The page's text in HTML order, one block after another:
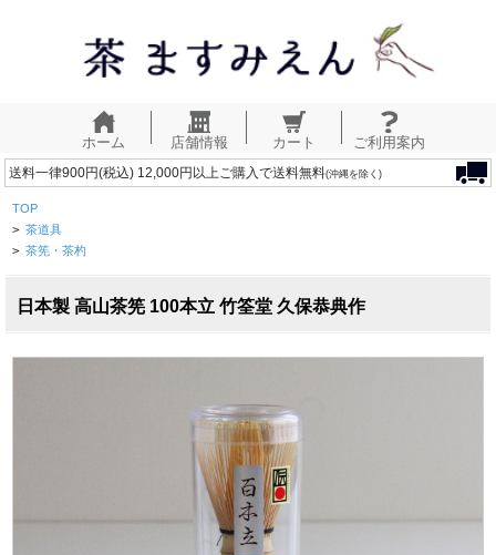
ホーム 店舗情報 カート ご利用案内
送料一律900円(税込) 12,000円以上ご購入で送料無料(沖縄を除く)
TOP
> 茶道具
> 茶筅・茶杓
日本製 高山茶筅 100本立 竹筌堂 久保恭典作